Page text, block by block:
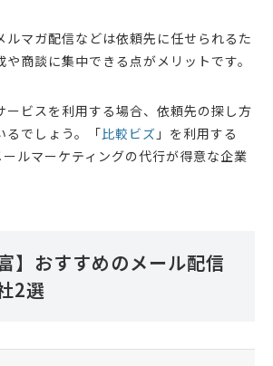
ルマガ配信などは依頼先に任せられるた
商談に集中できる点がメリットです。
ービスを利用する場合、依頼先の探し方
るでしょう。「比較ビズ 」を利用する
ルマーケティングの代行が得意な企業
】おすすめのメール配信
2選